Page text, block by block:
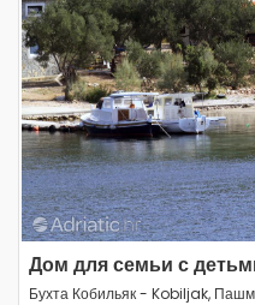
Previous
Дом для семьи с
Бухта Кобильяк - Kobiljak,